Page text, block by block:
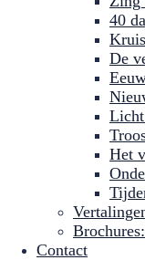
40
De
Het
Contact